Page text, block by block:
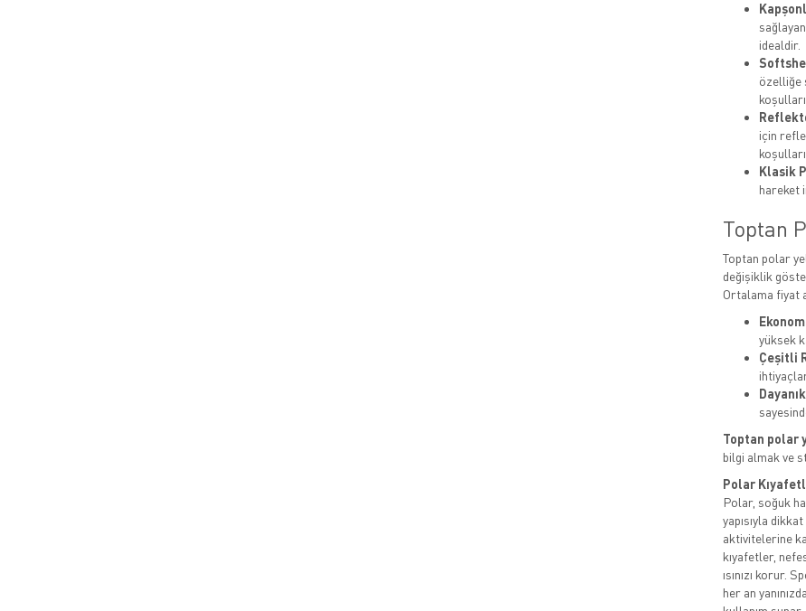
idealdir.
özelliğe
için
Klasik
hareket
Toptan
Toptan polar
değişiklik
Ortalama fiyat
yüksek
Çeşitli
Toptan polar
bilgi almak ve
Polar
Polar, soğuk
yapısıyla
aktivitelerine
kıyafetler,
ısınızı korur.
her an